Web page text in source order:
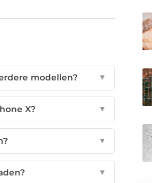
modellen? ▼
X? ▼
▼
▼